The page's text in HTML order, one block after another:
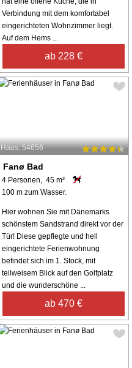
Verbindung mit dem komfortabel
eingerichteten Wohnzimmer liegt.
Auf dem Hems ...
ab 228 €
Haus: 54656
Fanø Bad
4 Personen, 45 m²
100 m zum Wasser.
Hier wohnen Sie mit Dänemarks
schönstem Sandstrand direkt vor der
Tür! Diese gepflegte und hell
eingerichtete Ferienwohnung
befindet sich im 1. Stock, mit
teilweisem Blick auf den Golfplatz
und die wunderschöne ...
ab 470 €